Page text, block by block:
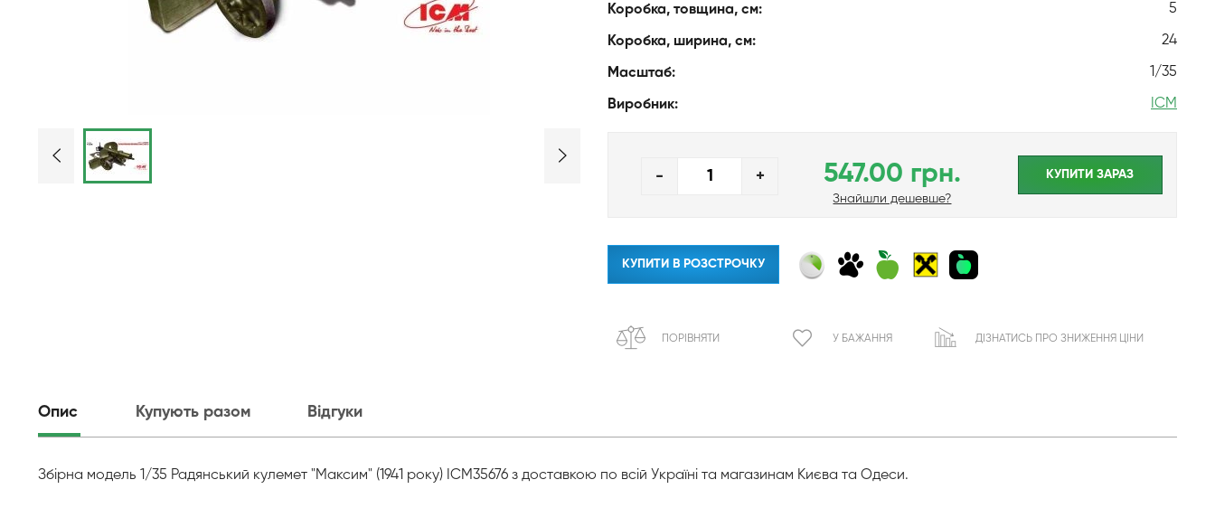
Коробка, товщина, см: 5
Коробка, ширина, см: 24
Масштаб: 1/35
Виробник: ICM
- + 547.00 грн.
Знайшли дешевше?
КУПИТИ ЗАРАЗ
КУПИТИ В РОЗСТРОЧКУ
ПОРІВНЯТИ У БАЖАННЯ ДІЗНАТИСЬ ПРО ЗНИЖЕННЯ ЦІНИ
Опис Купують разом Відгуки
Збірна модель 1/35 Радянський кулемет "Максим" (1941 року) ICM35676 з доставкою по всій Україні та магазинам Києва та Одеси.